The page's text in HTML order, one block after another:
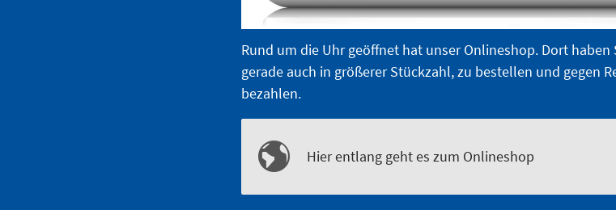
Rund um die Uhr geöffnet hat unser Onlineshop. Dort
gerade auch in größerer Stückzahl, zu bestellen und gegen
bezahlen.
Hier entlang geht es zum Onlineshop